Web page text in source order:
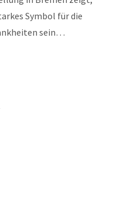
Symbol für die
sein…